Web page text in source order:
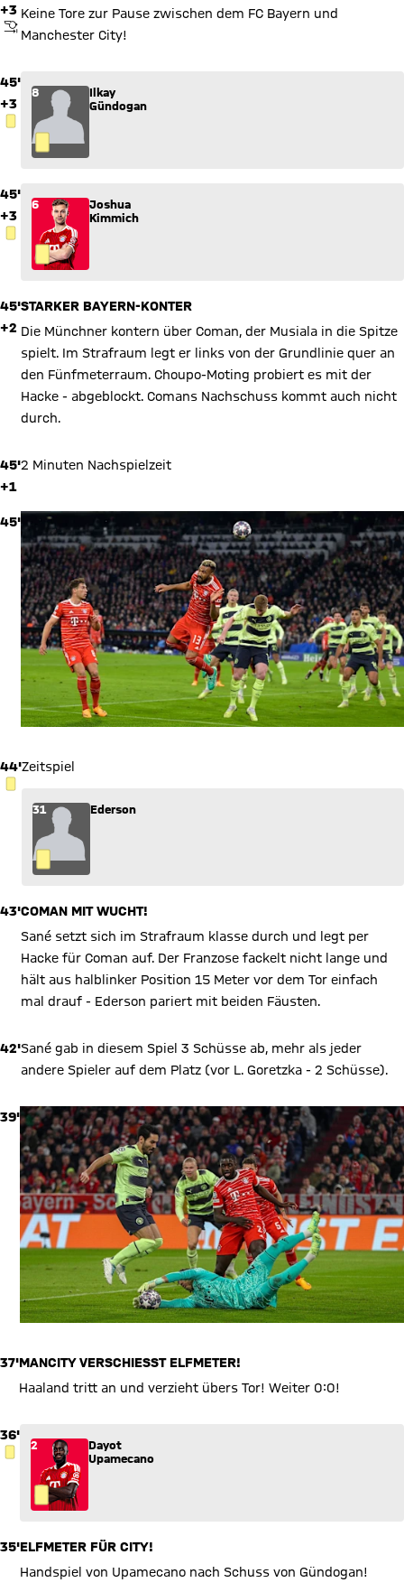
+3
ABPFIFF
Keine Tore zur Pause zwischen dem FC Bayern und
Manchester City!
45'
+3
GELBE KARTE
8
Ilkay
Gündogan
45'
+3
GELBE KARTE
6
Joshua
Kimmich
45'
+2
STARKER BAYERN-KONTER
Die Münchner kontern über Coman, der Musiala in die Spitze
spielt. Im Strafraum legt er links von der Grundlinie quer an
den Fünfmeterraum. Choupo-Moting probiert es mit der
Hacke - abgeblockt. Comans Nachschuss kommt auch nicht
durch.
45'
+1
2 Minuten Nachspielzeit
45'
44'
GELBE KARTE
Zeitspiel
31 Ederson
43'COMAN MIT WUCHT!
Sané setzt sich im Strafraum klasse durch und legt per
Hacke für Coman auf. Der Franzose fackelt nicht lange und
hält aus halblinker Position 15 Meter vor dem Tor einfach
mal drauf - Ederson pariert mit beiden Fäusten.
42'Sané gab in diesem Spiel 3 Schüsse ab, mehr als jeder
andere Spieler auf dem Platz (vor L. Goretzka - 2 Schüsse).
39'
37'MANCITY VERSCHIESST ELFMETER!
Haaland tritt an und verzieht übers Tor! Weiter 0:0!
36'
GELBE KARTE
2
Dayot
Upamecano
35'ELFMETER FÜR CITY!
Handspiel von Upamecano nach Schuss von Gündogan!